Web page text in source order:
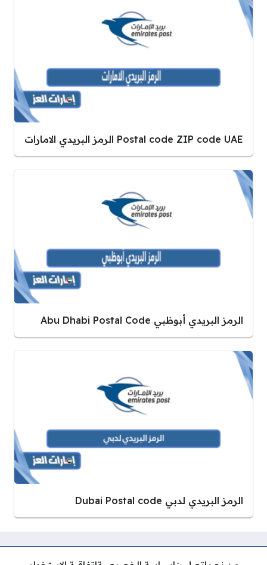
Postal code ZIP code UAE الرمز البريدي الامارات
الرمز البريدي أبوظبي Abu Dhabi Postal Code
الرمز البريدي لدبي Dubai Postal code